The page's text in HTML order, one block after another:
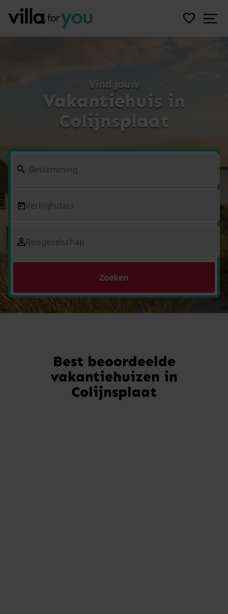
Vind jouw
Vakantiehuis in
Colijnsplaat
Verblijfsdata
Reisgezelschap
Zoeken
Best beoordeelde
vakantiehuizen in
Colijnsplaat